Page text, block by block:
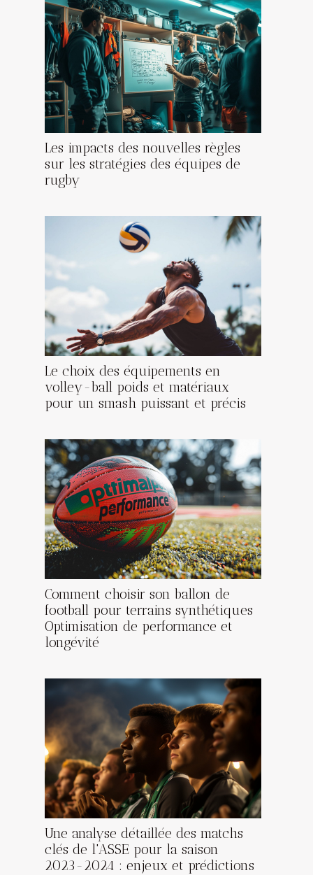
Les impacts des nouvelles règles
sur les stratégies des équipes de
rugby
Le choix des équipements en
volley-ball poids et matériaux
pour un smash puissant et précis
Comment choisir son ballon de
football pour terrains synthétiques
Optimisation de performance et
longévité
Une analyse détaillée des matchs
clés de l'ASSE pour la saison
2023-2024 : enjeux et prédictions